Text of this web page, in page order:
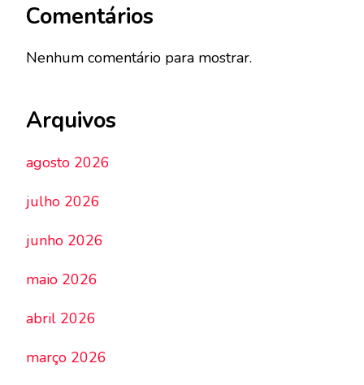
Comentários
Nenhum comentário para mostrar.
Arquivos
agosto 2026
julho 2026
junho 2026
maio 2026
abril 2026
março 2026